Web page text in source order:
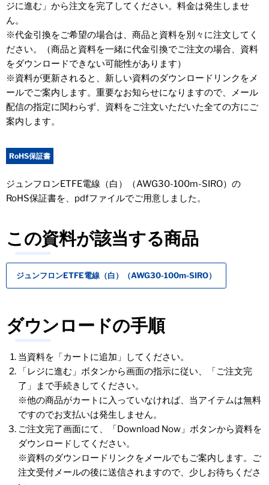
ジに進む」から注文を完了してください。料金は発生しませ
ん。
※代金引換をご希望の場合は、商品と資料を別々に注文してく
ださい。（商品と資料を一緒に代金引換でご注文の場合、資料
をダウンロードできない可能性があります）
※資料が更新されると、新しい資料のダウンロードリンクをメ
ールでご案内します。重要なお知らせになりますので、メール
配信の指定に関わらず、資料をご注文いただいた全ての方にご
案内します。
RoHS保証書
ジュンフロンETFE電線（白）（AWG30-100m-SIRO）の
RoHS保証書を、pdfファイルでご用意しました。
この資料が該当する商品
ジュンフロンETFE電線（白）（AWG30-100m-SIRO）
ダウンロードの手順
当資料を「カートに追加」してください。
「レジに進む」ボタンから画面の指示に従い、「ご注文完
了」まで手続きしてください。
※他の商品がカートに入っていなければ、当アイテムは無料
ですのでお支払いは発生しません。
ご注文完了画面にて、「Download Now」ボタンから資料を
ダウンロードしてください。
※資料のダウンロードリンクをメールでもご案内します。ご
注文受付メールの後に送信されますので、少しお待ちくださ